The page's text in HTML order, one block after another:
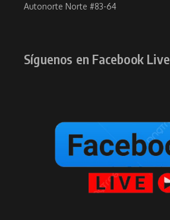
Autonorte Norte #83-64
Síguenos en Facebook Live